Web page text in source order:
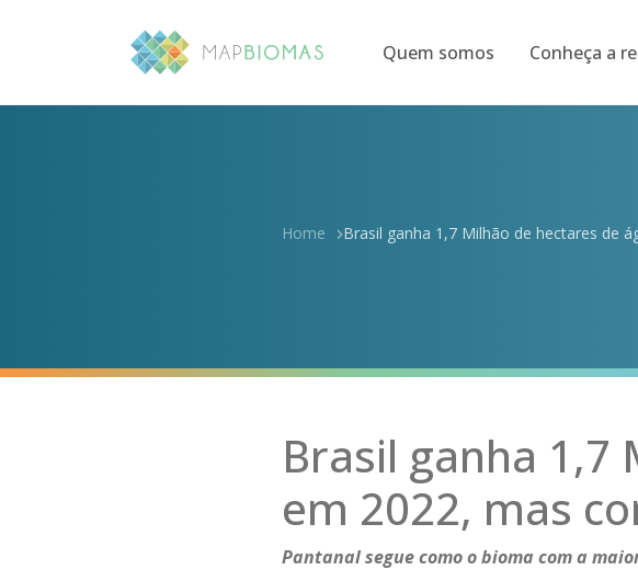
Quem somos Conheça a
Home Brasil ganha 1,7 Milhão de hectares de
Brasil ganha 1,7
em 2022, mas
Pantanal segue como o bioma com a